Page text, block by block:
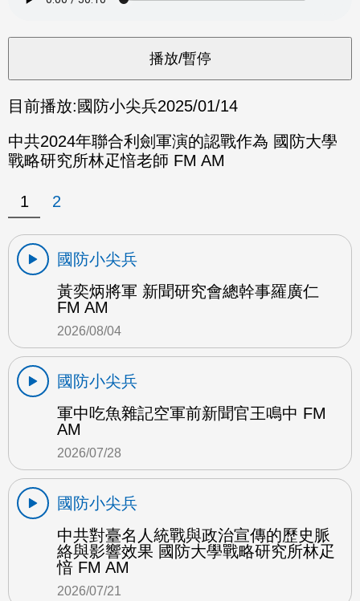
目前播放: 國防小尖兵2025/01/14
中共2024年聯合利劍軍演的認戰作為 國防大學
戰略研究所林疋愔老師 FM AM
1 2
國防小尖兵
黃奕炳將軍 新聞研究會總幹事羅廣仁
FM AM
2026/08/04
國防小尖兵
軍中吃魚雜記空軍前新聞官王鳴中 FM
AM
2026/07/28
國防小尖兵
中共對臺名人統戰與政治宣傳的歷史脈
絡與影響效果 國防大學戰略研究所林疋
愔 FM AM
2026/07/21